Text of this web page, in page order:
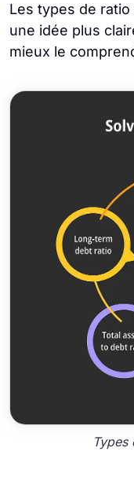
Les types de
une idée plus
mieux le